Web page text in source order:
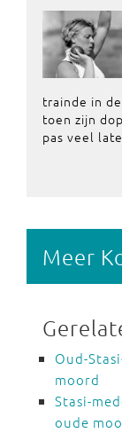
trainde in
toen zijn
pas veel
Meer
Oud-
moord
Stasi-
oude